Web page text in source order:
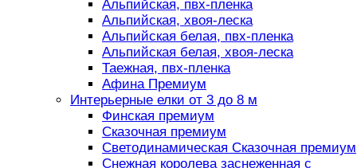
Альпийская, пвх-пленка
Альпийская, хвоя-леска
Альпийская белая, пвх-пленка
Альпийская белая, хвоя-леска
Таежная, пвх-пленка
Афина Премиум
Интерьерные елки от 3 до 8 м
Финская премиум
Сказочная премиум
Светодинамическая Сказочная премиум
Снежная королева заснеженная с